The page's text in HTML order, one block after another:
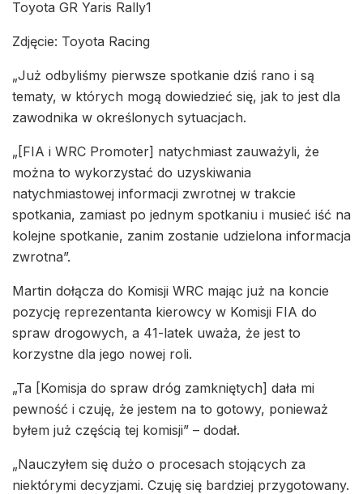
Toyota GR Yaris Rally1
Zdjęcie: Toyota Racing
„Już odbyliśmy pierwsze spotkanie dziś rano i są
tematy, w których mogą dowiedzieć się, jak to jest dla
zawodnika w określonych sytuacjach.
„[FIA i WRC Promoter] natychmiast zauważyli, że
można to wykorzystać do uzyskiwania
natychmiastowej informacji zwrotnej w trakcie
spotkania, zamiast po jednym spotkaniu i musieć iść na
kolejne spotkanie, zanim zostanie udzielona informacja
zwrotna”.
Martin dołącza do Komisji WRC mając już na koncie
pozycję reprezentanta kierowcy w Komisji FIA do
spraw drogowych, a 41-latek uważa, że jest to
korzystne dla jego nowej roli.
„Ta [Komisja do spraw dróg zamkniętych] dała mi
pewność i czuję, że jestem na to gotowy, ponieważ
byłem już częścią tej komisji” – dodał.
„Nauczyłem się dużo o procesach stojących za
niektórymi decyzjami. Czuję się bardziej przygotowany.